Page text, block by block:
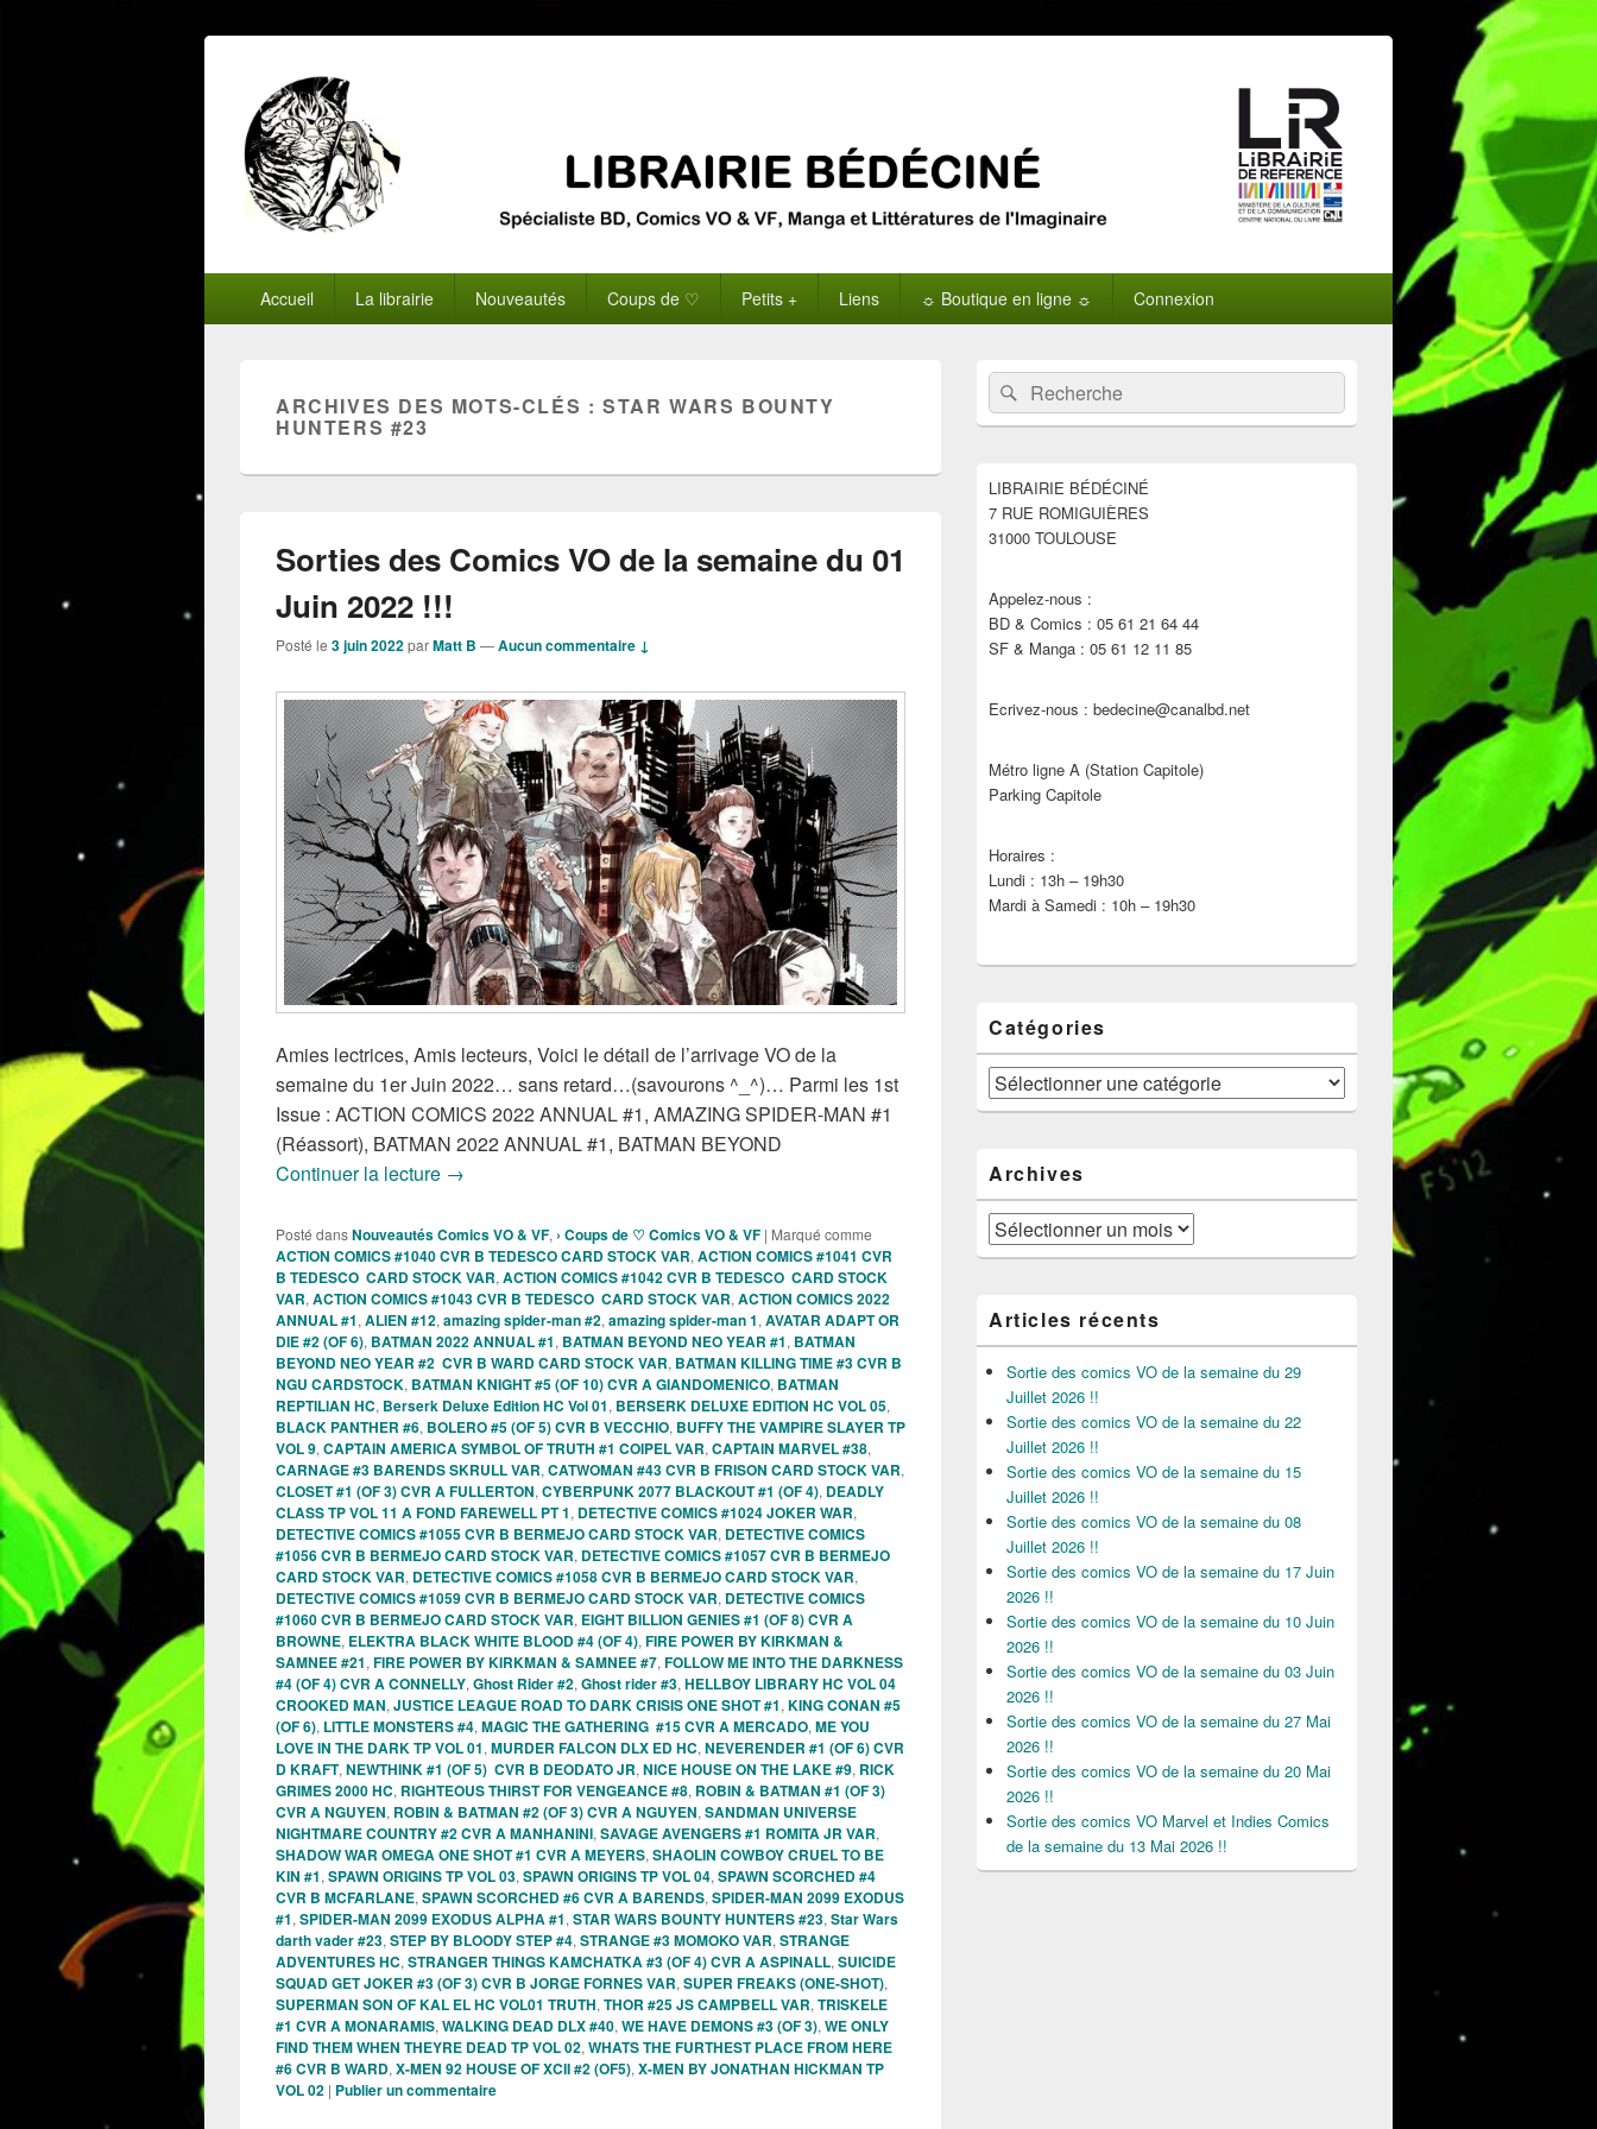
principalAccueil La librairie Nouveautés Coups de ♡ Petits + Liens ☼ Boutique en ligne ☼ Connexion
ARCHIVES DES MOTS-CLÉS :STAR WARS BOUNTY
HUNTERS #23
Sorties des Comics VO de la semaine du 01
Juin 2022 !!!
Posté le 3 juin 2022parMatt B —Aucun commentaire ↓
Amies lectrices, Amis lecteurs, Voici le détail de l’arrivage VO de la
semaine du 1er Juin 2022… sans retard…(savourons ^_^)… Parmi les 1st
Issue : ACTION COMICS 2022 ANNUAL #1, AMAZING SPIDER-MAN #1
(Réassort), BATMAN 2022 ANNUAL #1, BATMAN BEYOND
Continuer la lecture Sorties des Comics VO de la semaine du 01 Juin 2022 !!!
→
Posté dansNouveautés Comics VO & VF, › Coups de ♡ Comics VO & VF | Marqué comme
ACTION COMICS #1040 CVR B TEDESCO CARD STOCK VAR, ACTION COMICS #1041 CVR
B TEDESCO CARD STOCK VAR, ACTION COMICS #1042 CVR B TEDESCO CARD STOCK
VAR, ACTION COMICS #1043 CVR B TEDESCO CARD STOCK VAR, ACTION COMICS 2022
ANNUAL #1, ALIEN #12, amazing spider-man #2, amazing spider-man 1, AVATAR ADAPT OR
DIE #2 (OF 6), BATMAN 2022 ANNUAL #1, BATMAN BEYOND NEO YEAR #1, BATMAN
BEYOND NEO YEAR #2 CVR B WARD CARD STOCK VAR, BATMAN KILLING TIME #3 CVR B
NGU CARDSTOCK, BATMAN KNIGHT #5 (OF 10) CVR A GIANDOMENICO, BATMAN
REPTILIAN HC, Berserk Deluxe Edition HC Vol 01, BERSERK DELUXE EDITION HC VOL 05,
BLACK PANTHER #6, BOLERO #5 (OF 5) CVR B VECCHIO, BUFFY THE VAMPIRE SLAYER TP
VOL 9, CAPTAIN AMERICA SYMBOL OF TRUTH #1 COIPEL VAR, CAPTAIN MARVEL #38,
CARNAGE #3 BARENDS SKRULL VAR, CATWOMAN #43 CVR B FRISON CARD STOCK VAR,
CLOSET #1 (OF 3) CVR A FULLERTON, CYBERPUNK 2077 BLACKOUT #1 (OF 4), DEADLY
CLASS TP VOL 11 A FOND FAREWELL PT 1, DETECTIVE COMICS #1024 JOKER WAR,
DETECTIVE COMICS #1055 CVR B BERMEJO CARD STOCK VAR, DETECTIVE COMICS
#1056 CVR B BERMEJO CARD STOCK VAR, DETECTIVE COMICS #1057 CVR B BERMEJO
CARD STOCK VAR, DETECTIVE COMICS #1058 CVR B BERMEJO CARD STOCK VAR,
DETECTIVE COMICS #1059 CVR B BERMEJO CARD STOCK VAR, DETECTIVE COMICS
#1060 CVR B BERMEJO CARD STOCK VAR, EIGHT BILLION GENIES #1 (OF 8) CVR A
BROWNE, ELEKTRA BLACK WHITE BLOOD #4 (OF 4), FIRE POWER BY KIRKMAN &
SAMNEE #21, FIRE POWER BY KIRKMAN & SAMNEE #7, FOLLOW ME INTO THE DARKNESS
#4 (OF 4) CVR A CONNELLY, Ghost Rider #2, Ghost rider #3, HELLBOY LIBRARY HC VOL 04
CROOKED MAN, JUSTICE LEAGUE ROAD TO DARK CRISIS ONE SHOT #1, KING CONAN #5
(OF 6), LITTLE MONSTERS #4, MAGIC THE GATHERING #15 CVR A MERCADO, ME YOU
LOVE IN THE DARK TP VOL 01, MURDER FALCON DLX ED HC, NEVERENDER #1 (OF 6) CVR
D KRAFT, NEWTHINK #1 (OF 5) CVR B DEODATO JR, NICE HOUSE ON THE LAKE #9, RICK
GRIMES 2000 HC, RIGHTEOUS THIRST FOR VENGEANCE #8, ROBIN & BATMAN #1 (OF 3)
CVR A NGUYEN, ROBIN & BATMAN #2 (OF 3) CVR A NGUYEN, SANDMAN UNIVERSE
NIGHTMARE COUNTRY #2 CVR A MANHANINI, SAVAGE AVENGERS #1 ROMITA JR VAR,
SHADOW WAR OMEGA ONE SHOT #1 CVR A MEYERS, SHAOLIN COWBOY CRUEL TO BE
KIN #1, SPAWN ORIGINS TP VOL 03, SPAWN ORIGINS TP VOL 04, SPAWN SCORCHED #4
CVR B MCFARLANE, SPAWN SCORCHED #6 CVR A BARENDS, SPIDER-MAN 2099 EXODUS
#1, SPIDER-MAN 2099 EXODUS ALPHA #1, STAR WARS BOUNTY HUNTERS #23, Star Wars
darth vader #23, STEP BY BLOODY STEP #4, STRANGE #3 MOMOKO VAR, STRANGE
ADVENTURES HC, STRANGER THINGS KAMCHATKA #3 (OF 4) CVR A ASPINALL, SUICIDE
SQUAD GET JOKER #3 (OF 3) CVR B JORGE FORNES VAR, SUPER FREAKS (ONE-SHOT),
SUPERMAN SON OF KAL EL HC VOL01 TRUTH, THOR #25 JS CAMPBELL VAR, TRISKELE
#1 CVR A MONARAMIS, WALKING DEAD DLX #40, WE HAVE DEMONS #3 (OF 3), WE ONLY
FIND THEM WHEN THEYRE DEAD TP VOL 02, WHATS THE FURTHEST PLACE FROM HERE
#6 CVR B WARD, X-MEN 92 HOUSE OF XCII #2 (OF5), X-MEN BY JONATHAN HICKMAN TP
VOL 02 | Publier un commentaire
Zone
principale
de
widget
barre
latérale
Recherche :Rechercher
LIBRAIRIE BÉDÉCINÉ
7 RUE ROMIGUIÈRES
31000 TOULOUSE
Appelez-nous :
BD & Comics : 05 61 21 64 44
SF & Manga : 05 61 12 11 85
Ecrivez-nous : bedecine@canalbd.net
Métro ligne A (Station Capitole)
Parking Capitole
Horaires :
Lundi : 13h – 19h30
Mardi à Samedi : 10h – 19h30
Catégories
Catégories
Archives
Archives
Articles récents
Sortie des comics VO de la semaine du 29
Juillet 2026 !!
Sortie des comics VO de la semaine du 22
Juillet 2026 !!
Sortie des comics VO de la semaine du 15
Juillet 2026 !!
Sortie des comics VO de la semaine du 08
Juillet 2026 !!
Sortie des comics VO de la semaine du 17 Juin
2026 !!
Sortie des comics VO de la semaine du 10 Juin
2026 !!
Sortie des comics VO de la semaine du 03 Juin
2026 !!
Sortie des comics VO de la semaine du 27 Mai
2026 !!
Sortie des comics VO de la semaine du 20 Mai
2026 !!
Sortie des comics VO Marvel et Indies Comics
de la semaine du 13 Mai 2026 !!